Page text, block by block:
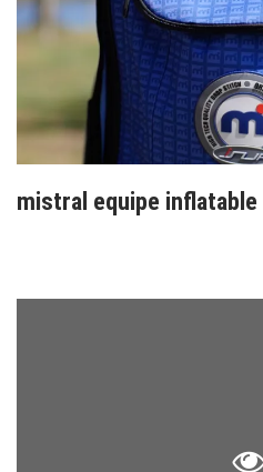
mistral equipe